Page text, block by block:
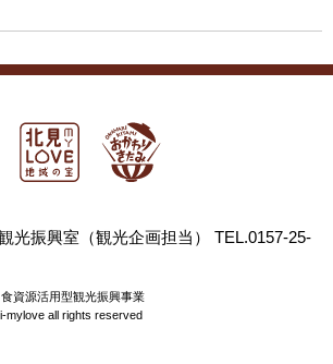
光振興室（観光企画担当） TEL.0157-25-
資源活用型観光振興事業
mylove all rights reserved